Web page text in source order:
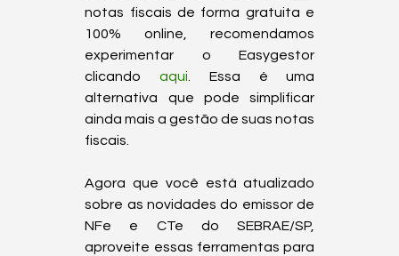
notas fiscais de forma gratuita e
100% online, recomendamos
experimentar o Easygestor
clicando aqui . Essa é uma
alternativa que pode simplificar
ainda mais a gestão de suas notas
fiscais.
Agora que você está atualizado
sobre as novidades do emissor de
NFe e CTe do SEBRAE/SP,
aproveite essas ferramentas para